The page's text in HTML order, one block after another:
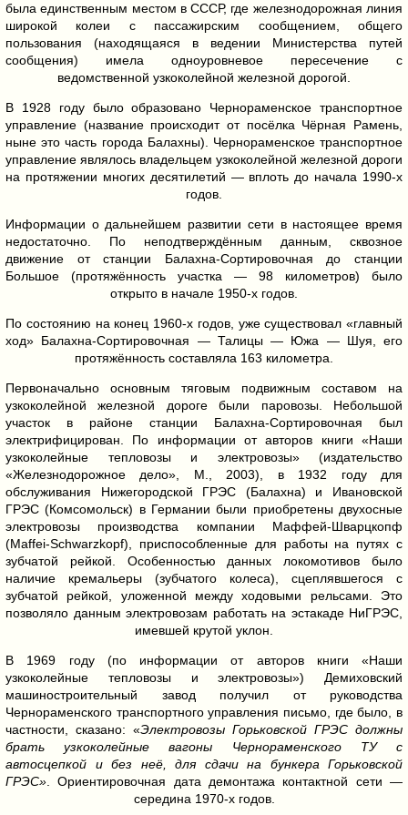
была единственным местом в СССР, где железнодорожная линия
широкой колеи с пассажирским сообщением, общего
пользования (находящаяся в ведении Министерства путей
сообщения) имела одноуровневое пересечение с
ведомственной узкоколейной железной дорогой.
В 1928 году было образовано Чернораменское транспортное
управление (название происходит от посёлка Чёрная Рамень,
ныне это часть города Балахны). Чернораменское транспортное
управление являлось владельцем узкоколейной железной дороги
на протяжении многих десятилетий — вплоть до начала 1990-х
годов.
Информации о дальнейшем развитии сети в настоящее время
недостаточно. По неподтверждённым данным, сквозное
движение от станции Балахна-Сортировочная до станции
Большое (протяжённость участка — 98 километров) было
открыто в начале 1950-х годов.
По состоянию на конец 1960-х годов, уже существовал «главный
ход» Балахна-Сортировочная — Талицы — Южа — Шуя, его
протяжённость составляла 163 километра.
Первоначально основным тяговым подвижным составом на
узкоколейной железной дороге были паровозы. Небольшой
участок в районе станции Балахна-Сортировочная был
электрифицирован. По информации от авторов книги «Наши
узкоколейные тепловозы и электровозы» (издательство
«Железнодорожное дело», М., 2003), в 1932 году для
обслуживания Нижегородской ГРЭС (Балахна) и Ивановской
ГРЭС (Комсомольск) в Германии были приобретены двухосные
электровозы производства компании Маффей-Шварцкопф
(Maffei-Schwarzkopf), приспособленные для работы на путях с
зубчатой рейкой. Особенностью данных локомотивов было
наличие кремальеры (зубчатого колеса), сцеплявшегося с
зубчатой рейкой, уложенной между ходовыми рельсами. Это
позволяло данным электровозам работать на эстакаде НиГРЭС,
имевшей крутой уклон.
В 1969 году (по информации от авторов книги «Наши
узкоколейные тепловозы и электровозы») Демиховский
машиностроительный завод получил от руководства
Чернораменского транспортного управления письмо, где было, в
частности, сказано: «Электровозы Горьковской ГРЭС должны
брать узкоколейные вагоны Чернораменского ТУ с
автосцепкой и без неё, для сдачи на бункера Горьковской
ГРЭС» . Ориентировочная дата демонтажа контактной сети —
середина 1970-х годов.